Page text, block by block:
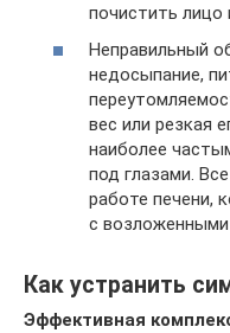
почистить лицо
Неправильный
недосыпание,
вес или резкая
наиболее
под глазами.
работе печени,
с возложенными
Как устранить
Эффективная